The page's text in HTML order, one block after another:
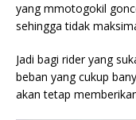
yang mmotogokil
sehingga tidak
Jadi bagi rider yang
beban yang cukup
akan tetap